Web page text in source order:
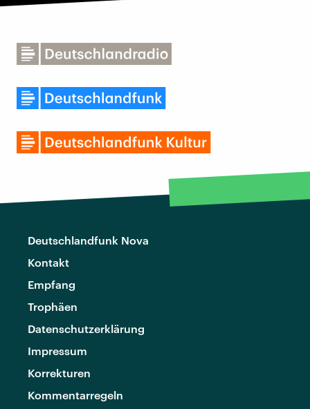
Deutschlandfunk Nova
Kontakt
Empfang
Trophäen
Datenschutzerklärung
Impressum
Korrekturen
Kommentarregeln